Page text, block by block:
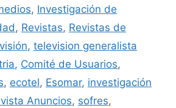
, Investigación de
, Revistas, Revistas de
, television generalista
, Comité de Usuarios,
, ecotel, Esomar, investigación
Anuncios, sofres,